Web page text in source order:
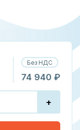
Без НДС
74 940 ₽
+